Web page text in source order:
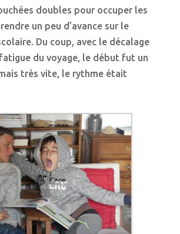
doubles pour occuper les
un peu d’avance sur le
Du coup, avec le décalage
du voyage, le début fut un
très vite, le rythme était